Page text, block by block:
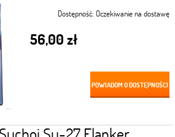
Dostępność: Oczekiwanie na dostawę
56,00 zł
POWIADOM O DOSTĘPNOŚCI